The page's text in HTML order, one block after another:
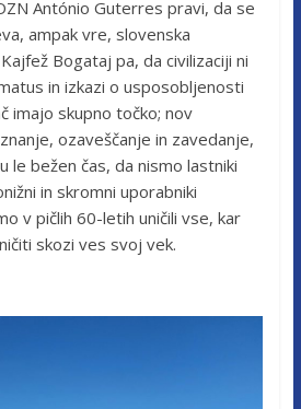
António Guterres pravi, da se
ampak vre, slovenska
Bogataj pa, da civilizaciji ni
in izkazi o usposobljenosti
imajo skupno točko; nov
ozaveščanje in zavedanje,
le bežen čas, da nismo lastniki
in skromni uporabniki
v pičlih 60-letih uničili vse, kar
skozi ves svoj vek.